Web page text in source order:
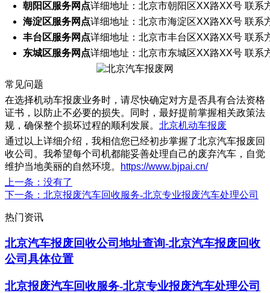
朝阳区服务网点详细地址：北京市朝阳区XX路XX号 联系
海淀区服务网点详细地址：北京市海淀区XX路XX号 联系
丰台区服务网点详细地址：北京市丰台区XX路XX号 联系
东城区服务网点详细地址：北京市东城区XX路XX号 联系
常见问题
在选择机动车报废业务时，请尽快确定对方是否具有合法资格
证书，以防止不必要的损失。同时，最好提前掌握相关政策法
规，确保整个损坏过程的顺利发展。 北京机动车报废
通过以上详细介绍，我相信您已经初步掌握了北京汽车报废回
收公司。我希望每个司机都能妥善处理自己的废弃汽车，自觉
维护当地美丽的自然环境。
https://www.bjpai.cn/
上一条 ：没有了
下一条 ：北京报废汽车回收服务-北京专业报废汽车处理公司
热门资讯
北京汽车报废回收公司地址查询-北京汽车报废回收
公司具体位置
北京报废汽车回收服务-北京专业报废汽车处理公司